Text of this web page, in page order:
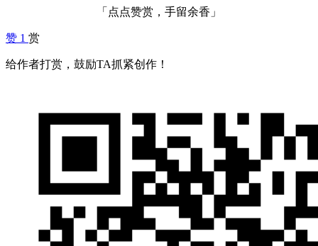
「点点赞赏，手留余香」
赞 1 赏
给作者打赏，鼓励TA抓紧创作！